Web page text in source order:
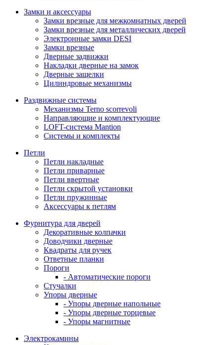
Замки и аксессуары
Замки врезные для межкомнатных дверей
Замки врезные для металлических дверей
Электронные замки DESI
Замки врезные
Дверные задвижки
Накладки дверные на замок
Дверные защелки
Цилиндровые механизмы
Раздвижные системы
Механизмы Terno scorrevoli
Направляющие и комплектующие
LOFT-cистема Mantion
Системы и комплекты
Петли
Петли накладные
Петли приварные
Петли ввертные
Петли скрытой установки
Петли пружинные
Аксессуары к петлям
Фурнитура для дверей
Декоративные колпачки
Доводчики дверные
Квадраты для ручек
Ответные планки
Пороги
- Автоматические пороги
Стучалки
Упоры дверные
- Упоры дверные напольные
- Упоры дверные торцевые
- Упоры магнитные
Электрокамины